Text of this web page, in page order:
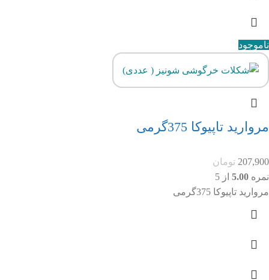
ناموجود
مروارید تاپیوکا 375گرمی
207,900 تومان
نمره 5.00 از 5
مروارید تاپیوکا 375گرمی